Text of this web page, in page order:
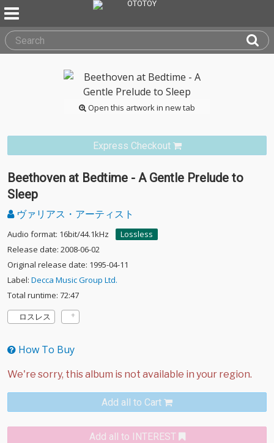
Open this artwork in new tab
Express Checkout
Beethoven at Bedtime - A Gentle Prelude to
Sleep
ヴァリアス・アーティスト
Audio format: 16bit/44.1kHz
Lossless
Release date: 2008-06-02
Original release date: 1995-04-11
Label: Decca Music Group Ltd.
Total runtime: 72:47
ロスレス
How To Buy
Add all to Cart
Add all to INTEREST